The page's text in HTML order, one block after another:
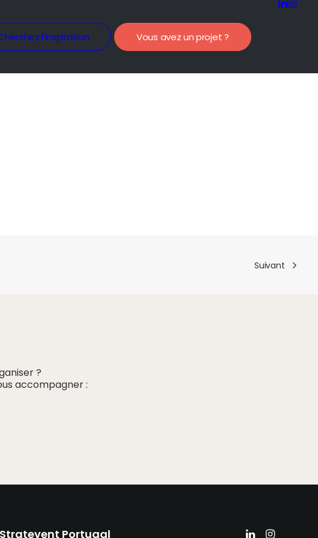
l’inspiration Vous avez un projet ?
Suivant
?
accompagner :
Stratevent Portugal